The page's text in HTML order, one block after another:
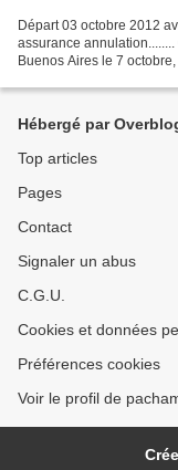
Départ 03 octobre 2012
assurance
Buenos Aires le 7
Hébergé par
Top articles
Pages
Contact
Signaler un abus
C.G.U.
Cookies et données
Préférences cookies
Voir le profil de